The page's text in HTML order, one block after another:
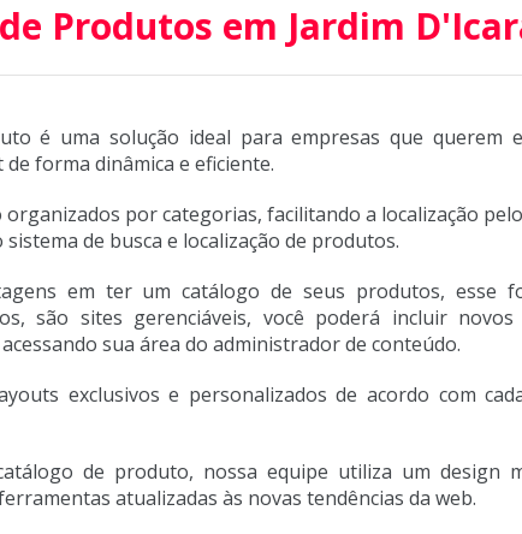
Produtos em Jardim
é uma solução ideal para empresas que querem
forma dinâmica e eficiente.
por categorias, facilitando a localização
de busca e localização de produtos.
em ter um catálogo de seus produtos, esse
são sites gerenciáveis, você poderá incluir novos
sua área do administrador de conteúdo.
exclusivos e personalizados de acordo com
de produto, nossa equipe utiliza um design
atualizadas às novas tendências da web.